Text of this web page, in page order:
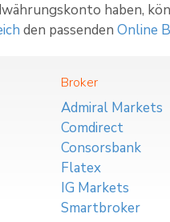
haben,
den passenden Online
Broker
Admiral Markets
Comdirect
Consorsbank
Flatex
IG Markets
Smartbroker